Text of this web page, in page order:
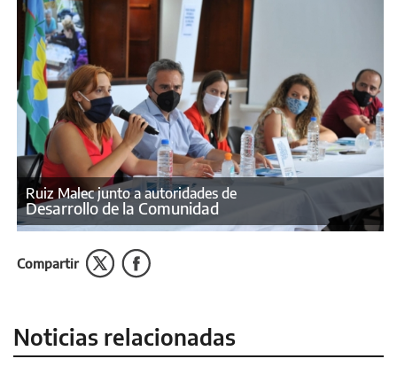
Ruiz Malec junto a autoridades de
Desarrollo de la Comunidad
Compartir
Noticias relacionadas